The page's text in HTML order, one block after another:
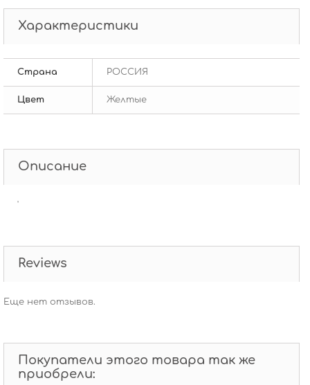
Характеристики
Страна РОССИЯ
Цвет Желтые
Описание
'
Reviews
Еще нет отзывов.
Покупатели этого товара так же
приобрели: